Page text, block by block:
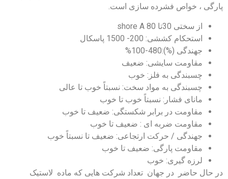
پارگی ، خواص فشرده سازی است.
از سختی 30تا 80 shore A
استحکام کششی: 200- 1500 پاسکال
جهندگی (%):480-100%
مقاومت سایشی: ضعیف
چسبندگی به فلز: خوب
چسبندگی به مواد سخت: نسبتاً خوب تا عالی
مانای فشار: نسبتاً خوب تا خوب
مقاومت در برابر شکستگی: ضعیف تا خوب
مقاومت ضربه ای : ضعیف تا خوب
جهندگی / حرکت ارتجاعی: ضعیف تا نسبتاً خوب
مقاومت پارگی: ضعیف تا خوب
لرزه گیری: خوب
در حال حاضر در جهان تعداد شرکت هایی که ماده لاستیک